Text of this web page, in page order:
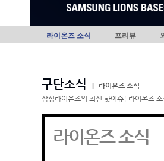
라이온즈 소식 프리뷰
구단소식
라이온즈 소식
삼성라이온즈의 최신 핫이슈! 라이온즈
라이온즈 소식